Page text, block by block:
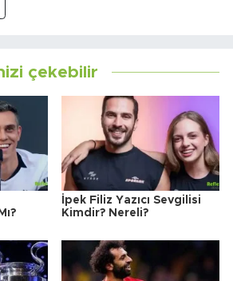
çekebilir
İpek Filiz Yazıcı Sevgilisi
Kimdir? Nereli?